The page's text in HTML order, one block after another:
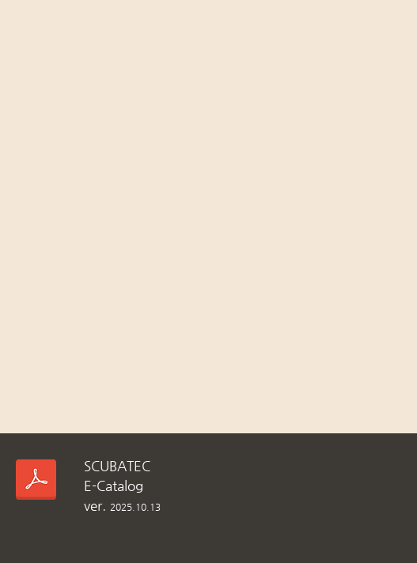
SCUBATEC
E-Catalog
ver. 2025.10.13